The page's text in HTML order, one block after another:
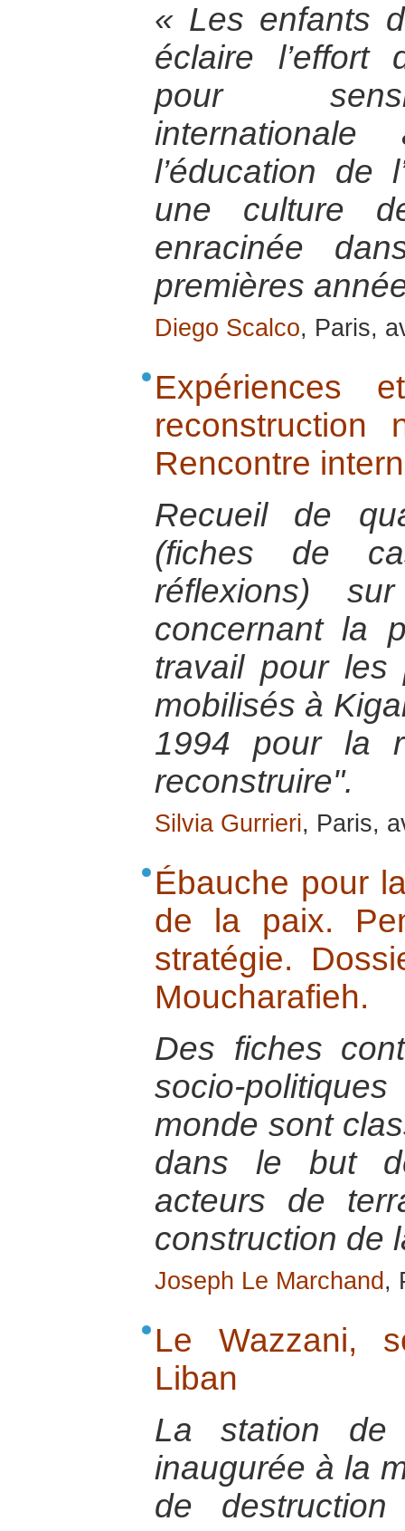
« Les enfants
éclaire l’effort
pour
l’éducation de
une culture
enracinée
premières
Diego Scalco, Paris,
Expériences
Rencontre
Recueil de
(fiches de
réflexions)
concernant la
travail pour les
mobilisés à
1994 pour la
reconstruire".
Silvia Gurrieri, Paris,
Ébauche pour
de la paix.
stratégie.
Moucharafieh.
Des fiches
socio-
monde sont
dans le but
acteurs de
construction de
Joseph Le Marchand ,
Le Wazzani,
Liban
La station de
inaugurée à la
de